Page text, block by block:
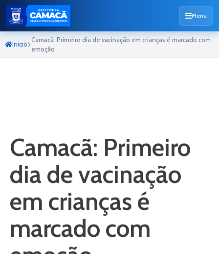
Menu
Início
Camacã: Primeiro dia de vacinação em crianças é marcado com
emoção
Camacã: Primeiro
dia de vacinação
em crianças é
marcado com